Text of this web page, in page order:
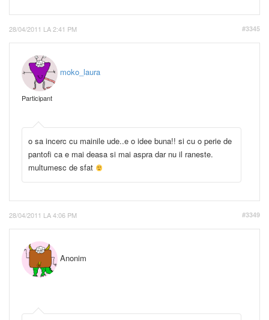
28/04/2011 LA 2:41 PM #3345
moko_laura
Participant
o sa incerc cu mainile ude..e o idee buna!! si cu o perie de
pantofi ca e mai deasa si mai aspra dar nu il raneste.
multumesc de sfat
28/04/2011 LA 4:06 PM #3349
Anonim